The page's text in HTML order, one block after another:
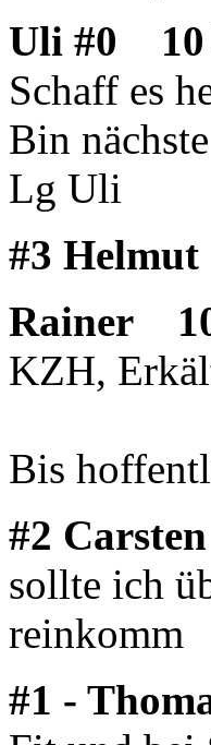
Uli #0
10
Schaff es
Bin
Lg Uli
#3 Helmut
Rainer
KZH,
Bis
#2 Carsten
sollte ich
reinkomm
#1 -